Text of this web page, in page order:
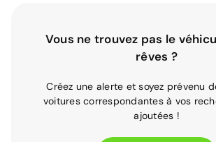
Vous ne trouvez pas le
rêves ?
Créez une alerte et soyez prévenu
voitures correspondantes à vos
ajoutées !